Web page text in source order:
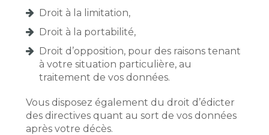
Droit à la limitation,
Droit à la portabilité,
Droit d’opposition, pour des raisons tenant
à votre situation particulière, au
traitement de vos données.
Vous disposez également du droit d’édicter
des directives quant au sort de vos données
après votre décès.